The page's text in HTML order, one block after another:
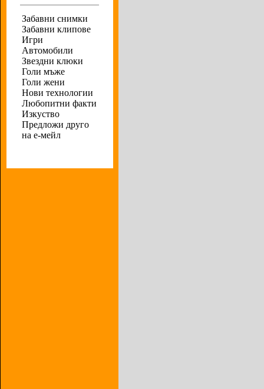
Забавни снимки
Забавни клипове
Игри
Автомобили
Звездни клюки
Голи мъже
Голи жени
Нови технологии
Любопитни факти
Изкуство
Предложи друго
на е-мейл